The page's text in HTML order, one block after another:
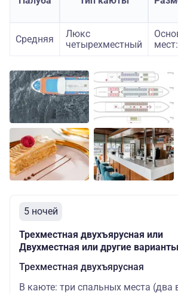
Средняя
Люкс
четырехместный
5 ночей
Трехместная двухъярусная или
Двухместная или другие варианты
Трехместная двухъярусная
В каюте: три спальных места (два